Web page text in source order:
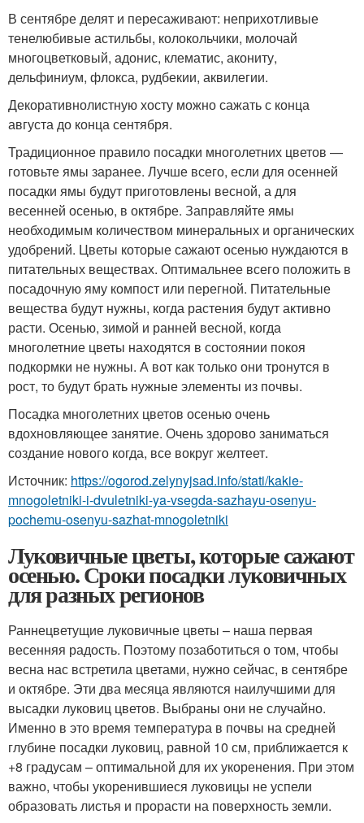
В сентябре делят и пересаживают: неприхотливые
тенелюбивые астильбы, колокольчики, молочай
многоцветковый, адонис, клематис, акониту,
дельфиниум, флокса, рудбекии, аквилегии.
Декоративнолистную хосту можно сажать с конца
августа до конца сентября.
Традиционное правило посадки многолетних цветов —
готовьте ямы заранее. Лучше всего, если для осенней
посадки ямы будут приготовлены весной, а для
весенней осенью, в октябре. Заправляйте ямы
необходимым количеством минеральных и органических
удобрений. Цветы которые сажают осенью нуждаются в
питательных веществах. Оптимальнее всего положить в
посадочную яму компост или перегной. Питательные
вещества будут нужны, когда растения будут активно
расти. Осенью, зимой и ранней весной, когда
многолетние цветы находятся в состоянии покоя
подкормки не нужны. А вот как только они тронутся в
рост, то будут брать нужные элементы из почвы.
Посадка многолетних цветов осенью очень
вдохновляющее занятие. Очень здорово заниматься
создание нового когда, все вокруг желтеет.
Источник: https://ogorod.zelynyjsad.info/stati/kakie-
mnogoletniki-i-dvuletniki-ya-vsegda-sazhayu-osenyu-
pochemu-osenyu-sazhat-mnogoletniki
Луковичные цветы, которые сажают
осенью. Сроки посадки луковичных
для разных регионов
Раннецветущие луковичные цветы – наша первая
весенняя радость. Поэтому позаботиться о том, чтобы
весна нас встретила цветами, нужно сейчас, в сентябре
и октябре. Эти два месяца являются наилучшими для
высадки луковиц цветов. Выбраны они не случайно.
Именно в это время температура в почвы на средней
глубине посадки луковиц, равной 10 см, приближается к
+8 градусам – оптимальной для их укоренения. При этом
важно, чтобы укоренившиеся луковицы не успели
образовать листья и прорасти на поверхность земли.